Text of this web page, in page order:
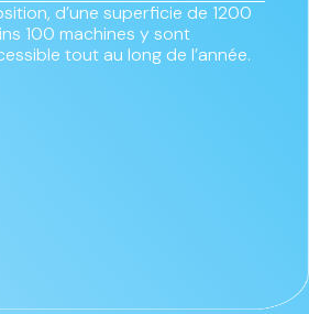
d’une superficie de 1200
100 machines y sont
tout au long de l’année.